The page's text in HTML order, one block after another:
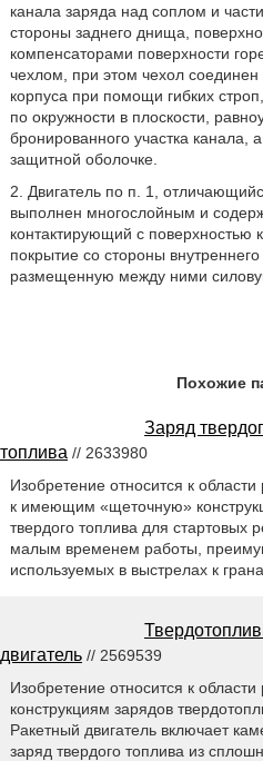
канала заряда над соплом и
стороны заднего днища,
компенсаторами поверхности
чехлом, при этом чехол соединен
корпуса при помощи гибких
по окружности в плоскости,
бронированного участка канала,
защитной оболочке.
2. Двигатель по п. 1,
выполнен многослойным и
контактирующий с поверхностью
покрытие со стороны
размещенную между ними
Похожие
Заряд
топлива // 2633980
Изобретение относится к области
к имеющим «щеточную»
твердого топлива для стартовых
малым временем работы,
используемых в выстрелах к
двигатель // 2569539
Изобретение относится к
конструкциям зарядов
Ракетный двигатель включает
заряд твердого топлива из